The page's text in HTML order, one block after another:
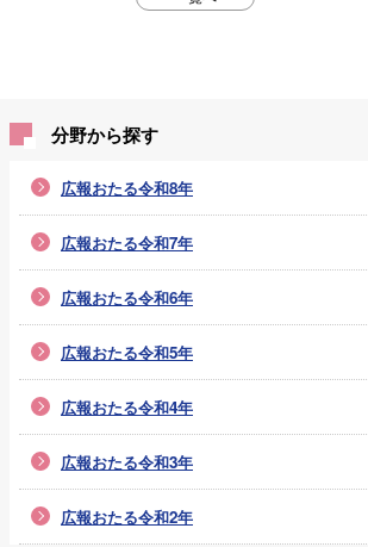
分野から探す
広報おたる令和8年
広報おたる令和7年
広報おたる令和6年
広報おたる令和5年
広報おたる令和4年
広報おたる令和3年
広報おたる令和2年